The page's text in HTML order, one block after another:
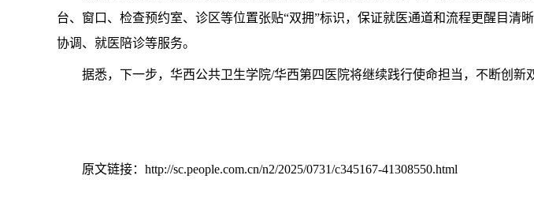
台、窗口、检查预约室、诊区等位置张贴“双拥”标识，保证就医通道和流程更醒目
协调、就医陪诊等服务。
据悉，下一步，华西公共卫生学院/华西第四医院将继续践行使命担当，不断创
原文链接：http://sc.people.com.cn/n2/2025/0731/c345167-41308550.html